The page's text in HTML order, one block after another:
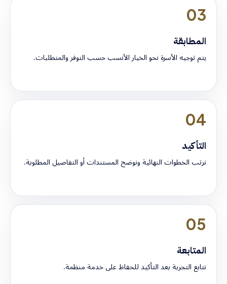
03
المطابقة
يتم توجيه الأسرة نحو الخيار الأنسب حسب التوفر والمتطلبات.
04
التأكيد
نرتب الخطوات النهائية ونوضح المستندات أو التفاصيل المطلوبة.
05
المتابعة
نتابع التجربة بعد التأكيد للحفاظ على خدمة منظمة.